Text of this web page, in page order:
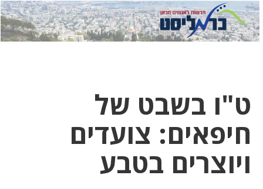
לחץ
כאן
לחץ
כדי
ט"ו בשבט של
חיפאים: צועדים
ויוצרים בטבע